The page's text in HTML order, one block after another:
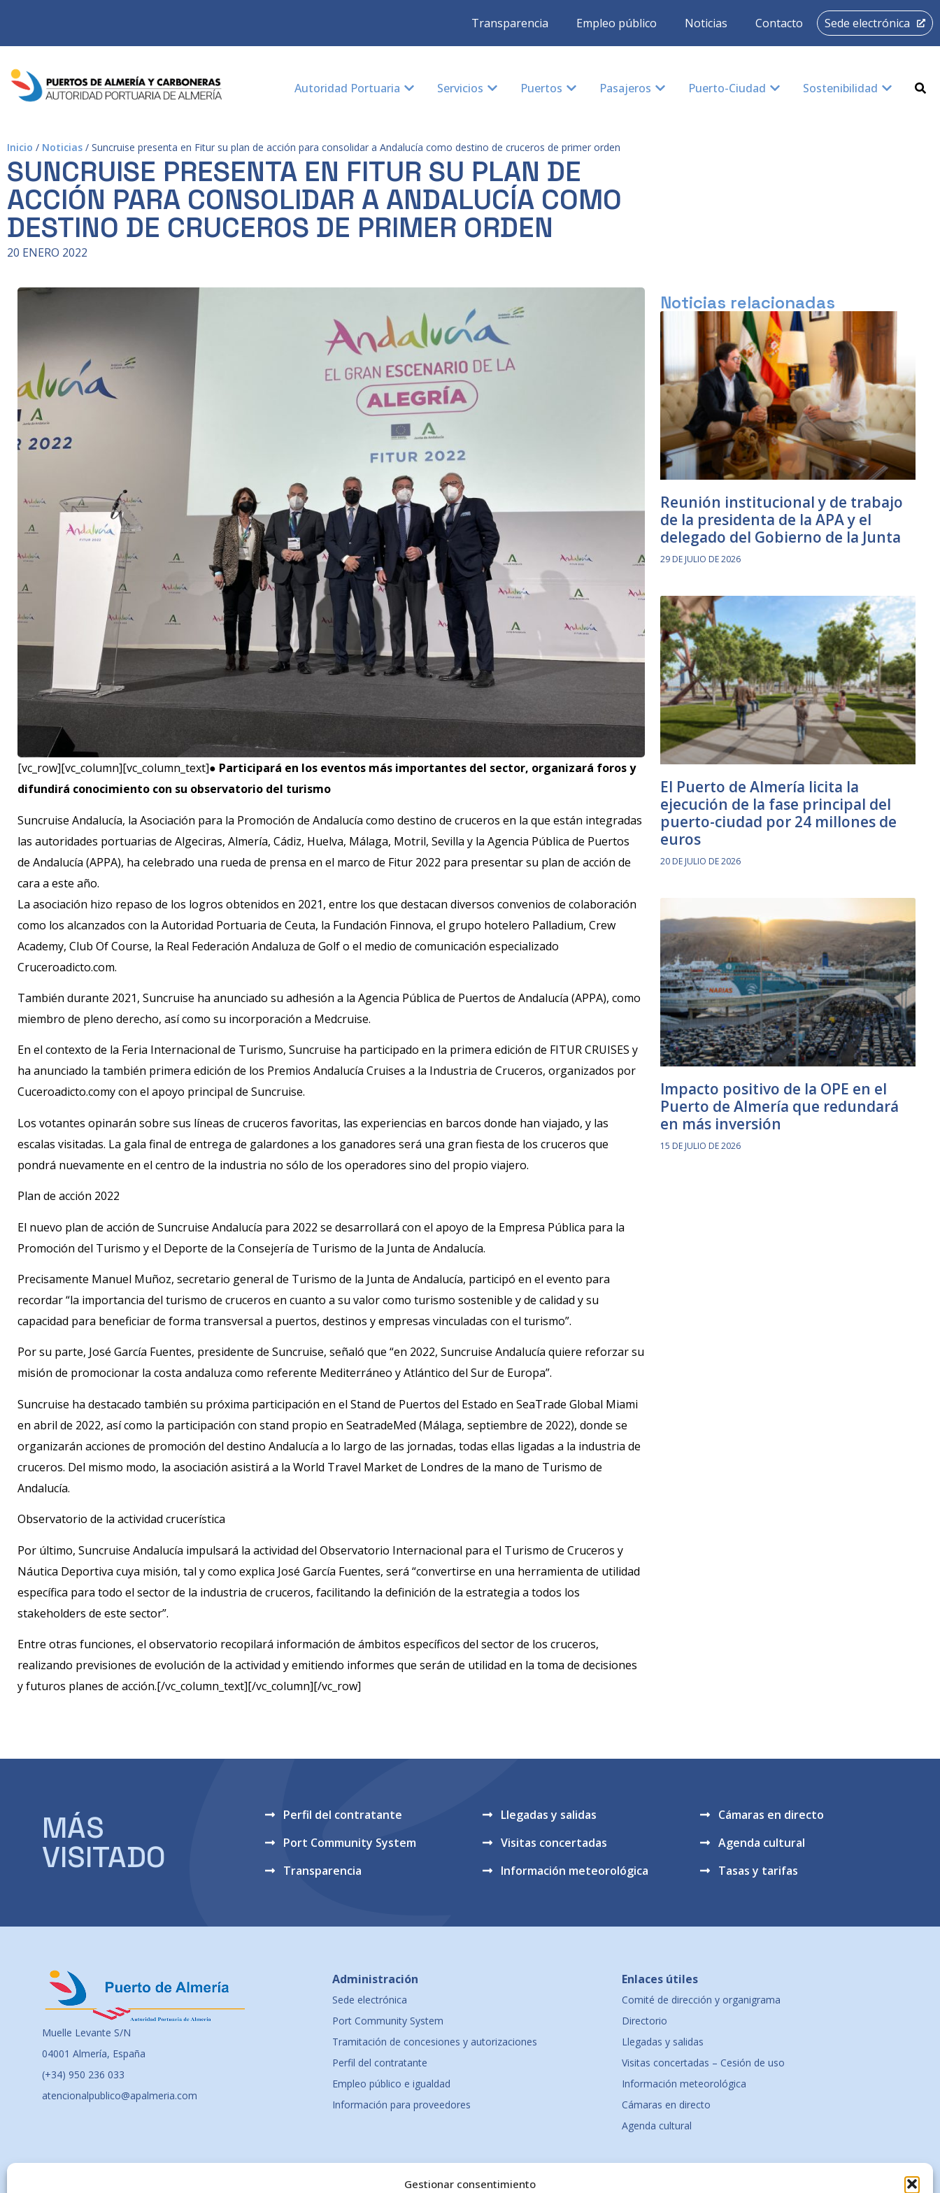
Gestionar consentimiento
Transparencia Empleo público Noticias Contacto Sede electrónica
Autoridad Portuaria Servicios Puertos Pasajeros Puerto-Ciudad Sostenibilidad
Inicio / Noticias / Suncruise presenta en Fitur su plan de acción para consolidar a Andalucía como destino de cruceros de primer orden
SUNCRUISE PRESENTA EN FITUR SU PLAN DE
ACCIÓN PARA CONSOLIDAR A ANDALUCÍA COMO
DESTINO DE CRUCEROS DE PRIMER ORDEN
20 ENERO 2022
[vc_row][vc_column][vc_column_text]● Participará en los eventos más importantes del sector, organizará foros y
difundirá conocimiento con su observatorio del turismo
Suncruise Andalucía, la Asociación para la Promoción de Andalucía como destino de cruceros en la que están integradas
las autoridades portuarias de Algeciras, Almería, Cádiz, Huelva, Málaga, Motril, Sevilla y la Agencia Pública de Puertos
de Andalucía (APPA), ha celebrado una rueda de prensa en el marco de Fitur 2022 para presentar su plan de acción de
cara a este año.
La asociación hizo repaso de los logros obtenidos en 2021, entre los que destacan diversos convenios de colaboración
como los alcanzados con la Autoridad Portuaria de Ceuta, la Fundación Finnova, el grupo hotelero Palladium, Crew
Academy, Club Of Course, la Real Federación Andaluza de Golf o el medio de comunicación especializado
Cruceroadicto.com.
También durante 2021, Suncruise ha anunciado su adhesión a la Agencia Pública de Puertos de Andalucía (APPA), como
miembro de pleno derecho, así como su incorporación a Medcruise.
En el contexto de la Feria Internacional de Turismo, Suncruise ha participado en la primera edición de FITUR CRUISES y
ha anunciado la también primera edición de los Premios Andalucía Cruises a la Industria de Cruceros, organizados por
Cuceroadicto.comy con el apoyo principal de Suncruise.
Los votantes opinarán sobre sus líneas de cruceros favoritas, las experiencias en barcos donde han viajado, y las
escalas visitadas. La gala final de entrega de galardones a los ganadores será una gran fiesta de los cruceros que
pondrá nuevamente en el centro de la industria no sólo de los operadores sino del propio viajero.
Plan de acción 2022
El nuevo plan de acción de Suncruise Andalucía para 2022 se desarrollará con el apoyo de la Empresa Pública para la
Promoción del Turismo y el Deporte de la Consejería de Turismo de la Junta de Andalucía.
Precisamente Manuel Muñoz, secretario general de Turismo de la Junta de Andalucía, participó en el evento para
recordar “la importancia del turismo de cruceros en cuanto a su valor como turismo sostenible y de calidad y su
capacidad para beneficiar de forma transversal a puertos, destinos y empresas vinculadas con el turismo”.
Por su parte, José García Fuentes, presidente de Suncruise, señaló que “en 2022, Suncruise Andalucía quiere reforzar su
misión de promocionar la costa andaluza como referente Mediterráneo y Atlántico del Sur de Europa”.
Suncruise ha destacado también su próxima participación en el Stand de Puertos del Estado en SeaTrade Global Miami
en abril de 2022, así como la participación con stand propio en SeatradeMed (Málaga, septiembre de 2022), donde se
organizarán acciones de promoción del destino Andalucía a lo largo de las jornadas, todas ellas ligadas a la industria de
cruceros. Del mismo modo, la asociación asistirá a la World Travel Market de Londres de la mano de Turismo de
Andalucía.
Observatorio de la actividad crucerística
Por último, Suncruise Andalucía impulsará la actividad del Observatorio Internacional para el Turismo de Cruceros y
Náutica Deportiva cuya misión, tal y como explica José García Fuentes, será “convertirse en una herramienta de utilidad
específica para todo el sector de la industria de cruceros, facilitando la definición de la estrategia a todos los
stakeholders de este sector”.
Entre otras funciones, el observatorio recopilará información de ámbitos específicos del sector de los cruceros,
realizando previsiones de evolución de la actividad y emitiendo informes que serán de utilidad en la toma de decisiones
y futuros planes de acción.[/vc_column_text][/vc_column][/vc_row]
Noticias relacionadas
Reunión institucional y de trabajo
de la presidenta de la APA y el
delegado del Gobierno de la Junta
29 DE JULIO DE 2026
El Puerto de Almería licita la
ejecución de la fase principal del
puerto-ciudad por 24 millones de
euros
20 DE JULIO DE 2026
Impacto positivo de la OPE en el
Puerto de Almería que redundará
en más inversión
15 DE JULIO DE 2026
MÁS
VISITADO
Perfil del contratante
Port Community System
Transparencia
Llegadas y salidas
Visitas concertadas
Información meteorológica
Cámaras en directo
Agenda cultural
Tasas y tarifas
Muelle Levante S/N
04001 Almería, España
(+34) 950 236 033
atencionalpublico@apalmeria.com
Administración
Sede electrónica
Port Community System
Tramitación de concesiones y autorizaciones
Perfil del contratante
Empleo público e igualdad
Información para proveedores
Enlaces útiles
Comité de dirección y organigrama
Directorio
Llegadas y salidas
Visitas concertadas – Cesión de uso
Información meteorológica
Cámaras en directo
Agenda cultural